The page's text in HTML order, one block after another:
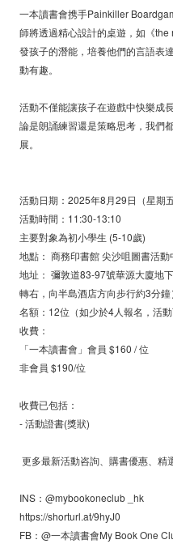
一本讀書會携手Painkiller
師將透過精心設計的桌遊，如《
發孩子的潛能，培養他們的言語表
動有趣。
活動不僅能讓孩子在遊戲中快樂成
論是朗誦練習還是策略思考，我們
展。
活動日期：2025年8月29日（星期五
活動時間：11:30-13:10
主要對象為初小學生 (5-10歲)
地點： 商務印書館 尖沙咀圖書活動
地址： 彌敦道83-97號華源大廈地
轉右，向半島酒店方向步行約3分鐘
名額：12位（如少於4人報名，活動
收費：
「一本讀書會」會員 $160 / 位
非會員 $190/位
收費已包括：
- 活動證書(獎狀)
更多最新活動咨詢、購書優惠、精
INS：@mybookoneclub _hk
https://shorturl.at/9hyJ0
FB：@一本讀書會My Book One